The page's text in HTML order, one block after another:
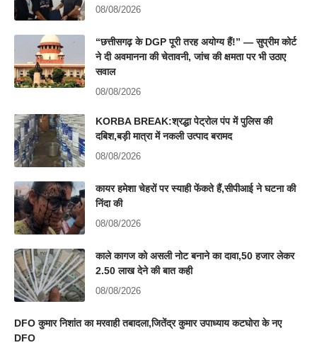
08/08/2026
“छत्तीसगढ़ के DGP पूरी तरह अयोग्य हैं!” — सुप्रीम कोर्ट
ने दी अवमानना की चेतावनी, जांच की क्षमता पर भी उठाए
सवाल
08/08/2026
KORBA BREAK:श्रद्धा पेट्रोल पंप में पुलिस की
दबिश,बड़ी मात्रा में नकली उत्पाद बरामद
08/08/2026
कायर हमेशा चेहरों पर स्याही फेंकते हैं,सीपीआई ने घटना की
निंदा की
08/08/2026
काले कागज को असली नोट बनाने का दावा,50 हजार लेकर
2.50 लाख देने की बात कही
08/08/2026
DFO कुमार निशांत का मरवाही तबादला,जितेंद्र कुमार उपाध्याय कटघोरा के नए
DFO